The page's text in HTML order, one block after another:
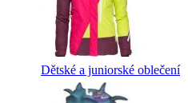
Dětské a juniorské oblečení